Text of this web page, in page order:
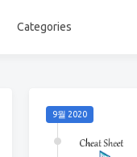
Categories
9월 2020